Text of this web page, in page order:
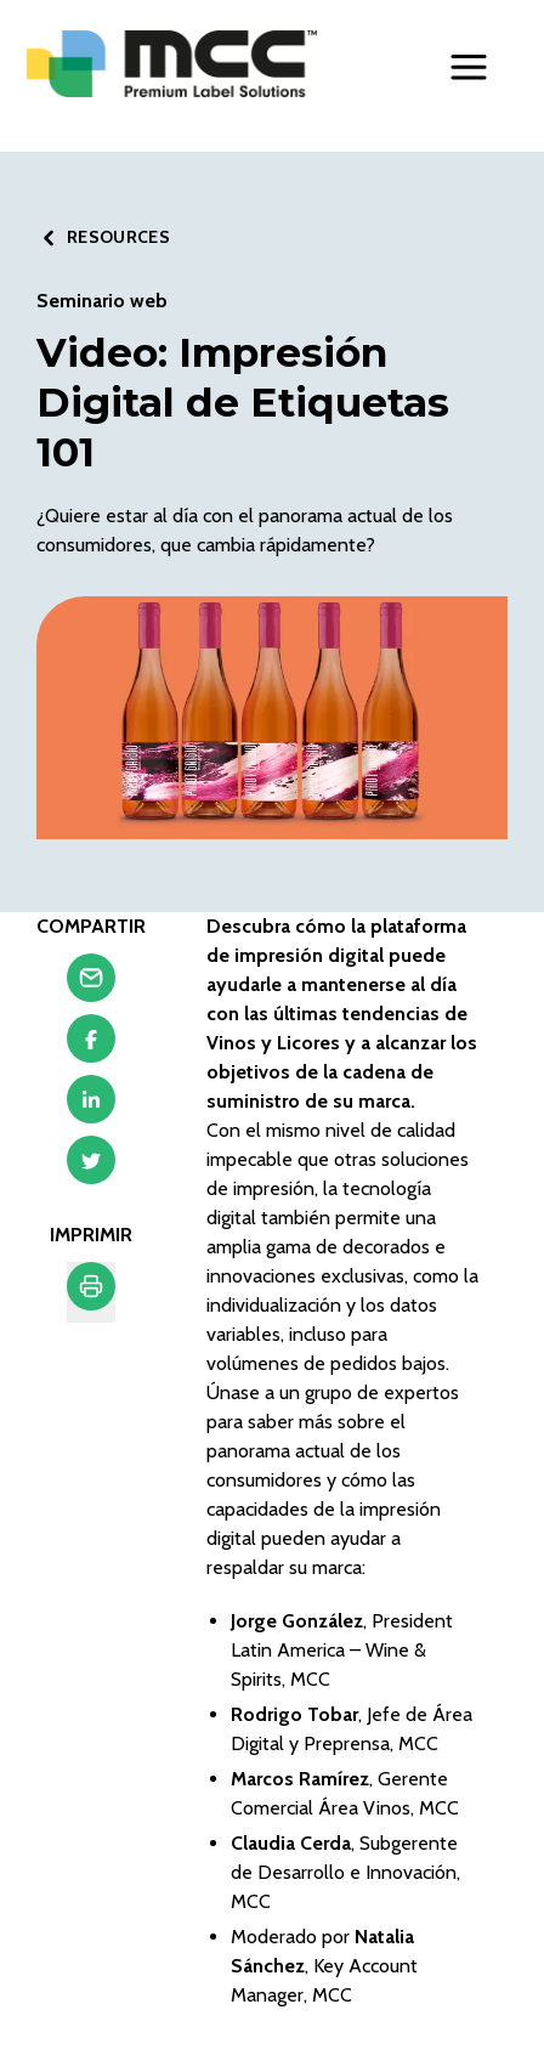
RESOURCES
Seminario web
Video: Impresión
Digital de Etiquetas
101
¿Quiere estar al día con el panorama actual de los
consumidores, que cambia rápidamente?
COMPARTIR
IMPRIMIR
Descubra cómo la plataforma
de impresión digital puede
ayudarle a mantenerse al día
con las últimas tendencias de
Vinos y Licores y a alcanzar los
objetivos de la cadena de
suministro de su marca.
Con el mismo nivel de calidad
impecable que otras soluciones
de impresión, la tecnología
digital también permite una
amplia gama de decorados e
innovaciones exclusivas, como la
individualización y los datos
variables, incluso para
volúmenes de pedidos bajos.
Únase a un grupo de expertos
para saber más sobre el
panorama actual de los
consumidores y cómo las
capacidades de la impresión
digital pueden ayudar a
respaldar su marca:
Jorge González, President
Latin America – Wine &
Spirits, MCC
Rodrigo Tobar, Jefe de Área
Digital y Preprensa, MCC
Marcos Ramírez, Gerente
Comercial Área Vinos, MCC
Claudia Cerda, Subgerente
de Desarrollo e Innovación,
MCC
Moderado por Natalia
Sánchez, Key Account
Manager, MCC